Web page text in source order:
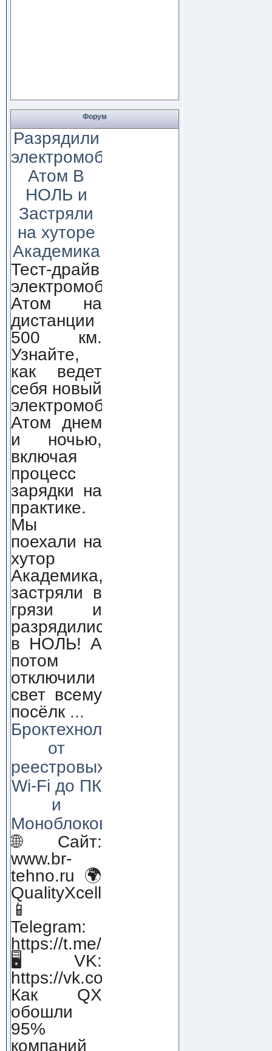
Форум
Разрядили
электромобиль
Атом В
НОЛЬ и
Застряли
на хуторе
Академика
Тест-драйв
электромобиля
Атом на
дистанции
500 км.
Узнайте,
как ведет
себя новый
электромобиль
Атом днем
и ночью,
включая
процесс
зарядки на
практике.
Мы
поехали на
хутор
Академика,
застряли в
грязи и
разрядились
в НОЛЬ! А
потом
отключили
свет всему
посёлк ...
Броктехнолоджи:
от
реестровых
Wi-Fi до ПК
и
Моноблоков!
🌐 Сайт:
www.br-
tehno.ru 🌍
QualityXcellence.ru
📱
Telegram:
https://t.me/qx_lab_IT
🖥 VK:
https://vk.com/qualityxcellenc
Как QX
обошли
95%
компаний